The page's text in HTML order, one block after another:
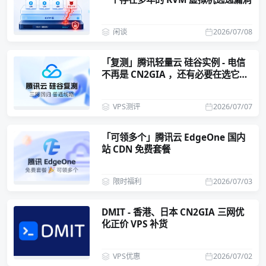
2026/07/08
闲谈
「复测」腾讯轻量云 硅谷实例 - 电信
不再是 CN2GIA ，还有必要在选它
2026/07/07
VPS测评
「可领多个」腾讯云 EdgeOne 国内
站 CDN 免费套餐
2026/07/03
限时福利
DMIT - 香港、日本 CN2GIA 三网优
化正价 VPS 补货
2026/07/02
VPS优惠